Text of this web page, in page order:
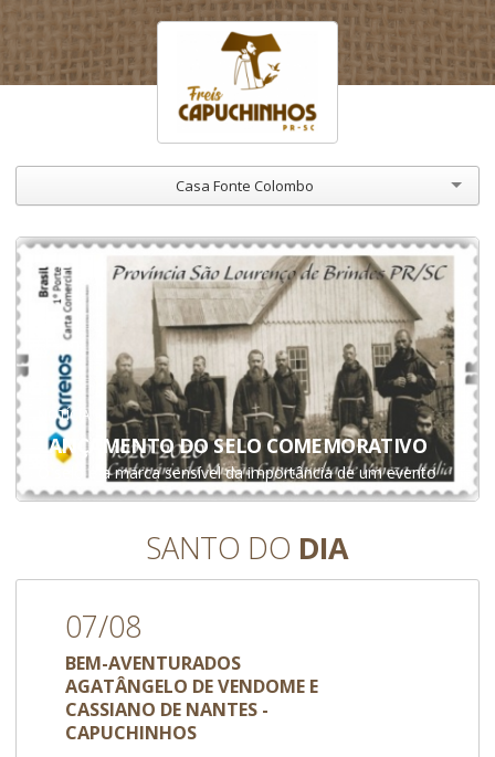
Casa Fonte Colombo
NOTÍCIA
LANÇAMENTO DO SELO COMEMORATIVO
O selo é a marca sensível da importância de um evento
SANTO DO DIA
07/08
BEM-AVENTURADOS
AGATÂNGELO DE VENDOME E
CASSIANO DE NANTES -
CAPUCHINHOS